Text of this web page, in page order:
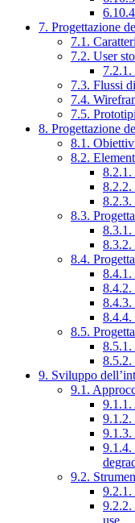
7. Progettazione
7.1.
7.2. User
7.2.1.
7.3. Flussi
7.4.
7.5.
8. Progettazione
8.1.
8.2.
8.2.1.
8.2.2.
8.2.3.
8.3.
8.3.1.
8.3.2.
8.4.
8.4.1.
8.4.2.
8.4.3.
8.4.4.
8.5.
8.5.1.
8.5.2.
9. Sviluppo
9.1.
9.1.2.
9.1.4.
9.2.
9.2.1.
9.2.2.
use